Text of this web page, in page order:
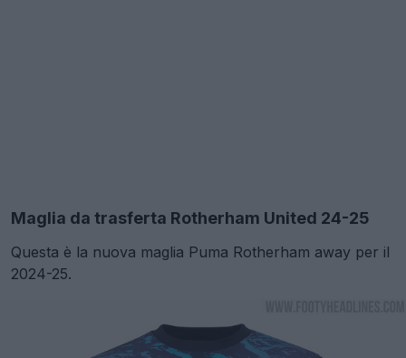
Maglia da trasferta Rotherham United 24-25
Questa è la nuova maglia Puma Rotherham away per il
2024-25.